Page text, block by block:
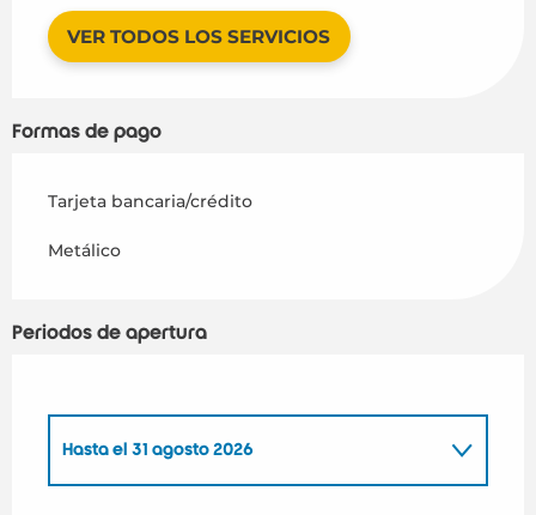
VER TODOS LOS SERVICIOS
Formas de pago
Tarjeta bancaria/crédito
Metálico
Periodos de apertura
Hasta el 31 agosto 2026